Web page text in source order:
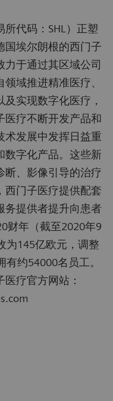
代码：SHL）正塑
国埃尔朗根的西门子
力于通过其区域公司
域推进精准医疗、
实现数字化医疗，
医疗不断开发产品和
术发展中发挥日益重
数字化产品。这些新
断、影像引导的治疗
西门子医疗提供配套
务提供者提升向患者
财年（截至2020年9
为145亿欧元，调整
约54000名员工。
疗官方网站：